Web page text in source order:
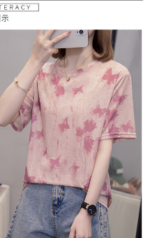
料，並將交易相關給付款項請求債
網址：
或監護人之同意方可使用
引起之損失，本公司不負相關責
個別帳號之用戶狀況，依本公司即
不足之情形，本公司將視審查結果
訊註冊。若發現惡意使用之情形，
之使用額度並採取法律行動。
費
費
費
費
費
查看運費